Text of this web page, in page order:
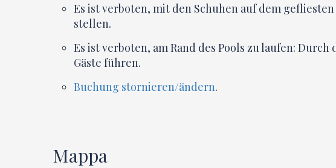
Es ist verboten, mit den Schuhen auf dem
stellen.
Es ist verboten, am Rand des Pools zu laufen:
Gäste führen.
Buchung stornieren/ändern.
Mappa